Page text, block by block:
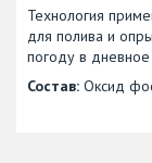
Технология
для полива и
погоду в
Состав: Оксид